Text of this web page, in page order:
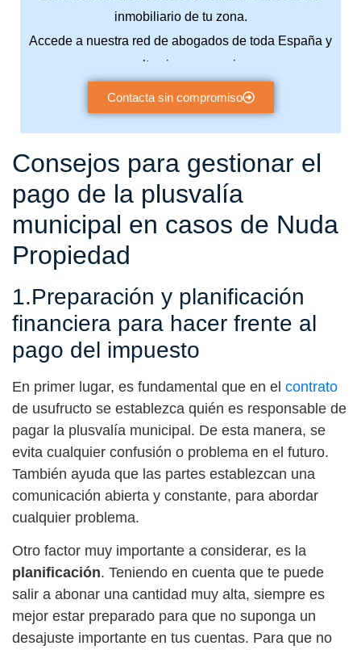
inmobiliario de tu zona.
Accede a nuestra red de abogados de toda España y
consulta sin compromiso.
Contacta sin compromiso
Consejos para gestionar el
pago de la plusvalía
municipal en casos de Nuda
Propiedad
1.Preparación y planificación
financiera para hacer frente al
pago del impuesto
En primer lugar, es fundamental que en el contrato
de usufructo se establezca quién es responsable de
pagar la plusvalía municipal. De esta manera, se
evita cualquier confusión o problema en el futuro.
También ayuda que las partes establezcan una
comunicación abierta y constante, para abordar
cualquier problema.
Otro factor muy importante a considerar, es la
planificación. Teniendo en cuenta que te puede
salir a abonar una cantidad muy alta, siempre es
mejor estar preparado para que no suponga un
desajuste importante en tus cuentas. Para que no